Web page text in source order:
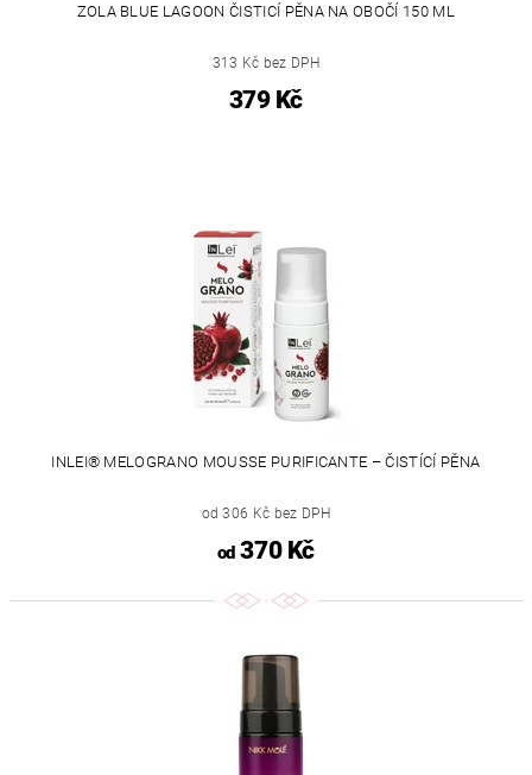
ZOLA BLUE LAGOON ČISTICÍ PĚNA NA OBOČÍ 150 ML
313 Kč bez DPH
379 Kč
INLEI® MELOGRANO MOUSSE PURIFICANTE – ČISTÍCÍ PĚNA
od 306 Kč bez DPH
od370 Kč